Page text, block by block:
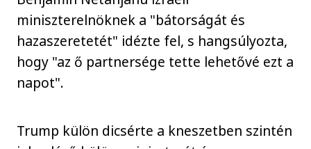
miniszterelnöknek a "bátorságát és
hazaszeretetét" idézte fel, s hangsúlyozta,
hogy "az ő partnersége tette lehetővé ezt a
napot".
Trump külön dicsérte a kneszetben szintén